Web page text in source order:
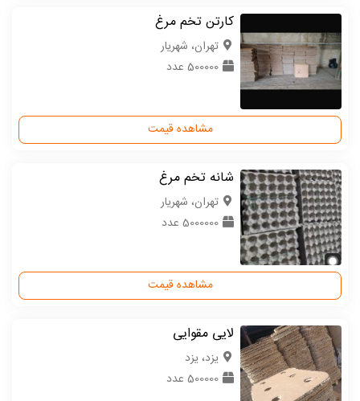
کارتن تخم مرغ
تهران، شهریار
500000 عدد
مشاهده قیمت
شانه تخم مرغ
تهران، شهریار
5000000 عدد
مشاهده قیمت
لایی مقوایی
یزد، یزد
500000 عدد